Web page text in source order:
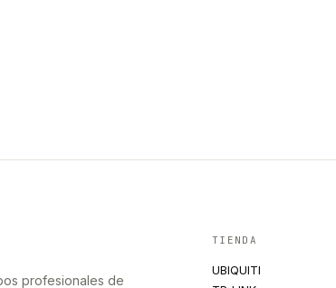
profesionales de
TIENDA
UBIQUITI